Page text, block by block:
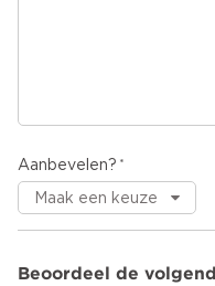
Aanbevelen?
Beoordeel de